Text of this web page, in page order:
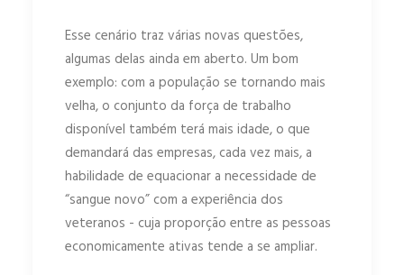
Esse cenário traz várias novas questões,
algumas delas ainda em aberto. Um bom
exemplo: com a população se tornando mais
velha, o conjunto da força de trabalho
disponível também terá mais idade, o que
demandará das empresas, cada vez mais, a
habilidade de equacionar a necessidade de
“sangue novo” com a experiência dos
veteranos - cuja proporção entre as pessoas
economicamente ativas tende a se ampliar.